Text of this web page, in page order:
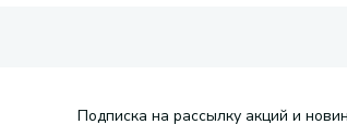
Подписка на рассылку акций и